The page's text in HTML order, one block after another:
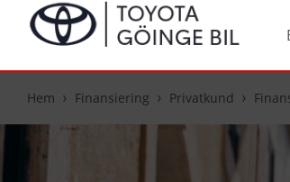
Hem Finansiering Privatkund